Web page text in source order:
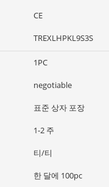
CE
TREXLHPKL9S3S
1PC
negotiable
표준 상자 포장
1-2 주
티/티
한 달에 100pc